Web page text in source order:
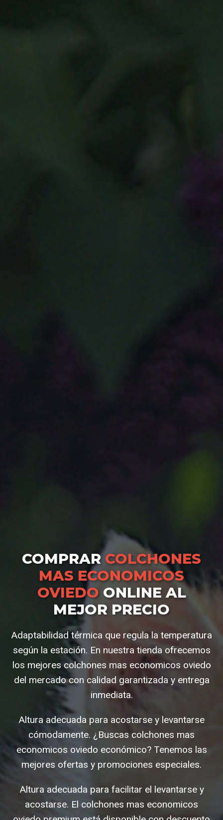
COMPRAR COLCHONES
MAS ECONOMICOS
OVIEDOONLINE AL
MEJOR PRECIO
Adaptabilidad térmica que regula la temperatura
según la estación. En nuestra tienda ofrecemos
los mejores colchones mas economicos oviedo
del mercado con calidad garantizada y entrega
inmediata.
Altura adecuada para acostarse y levantarse
cómodamente. ¿Buscas colchones mas
economicos oviedo económico? Tenemos las
mejores ofertas y promociones especiales.
Altura adecuada para facilitar el levantarse y
acostarse. El colchones mas economicos